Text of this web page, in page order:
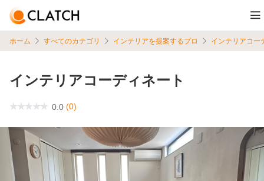
ホーム すべてのカテゴリ インテリアを提案するプロ インテリアコー
インテリアコーディネート
0.0 (0)